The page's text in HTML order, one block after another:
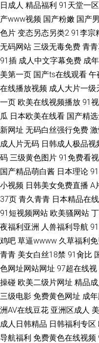
日成人 精品福利 91天堂一
产www视频 国产粉嫩 国产
色片 变态另态另类2 91李宗
无码网站 三级无毒免费 青青
91插 成人中文字幕免费 成
美第一页 国产ts在线观看 午
在线播放视频 成人大片一级
一页 欧美在线视频播放 91
瓜 日本欧美在线看 国产精
新网址 无码白丝强行免费
成人片无码 日韩成人极品视
码 三级黄色图片 91免费看
国产精品萌白酱 日本理论
小视频 日韩美女免费直播 A
37页 青久青青 日本精品在
91短视频网站 欧美骚网站
夜福利亚洲 人兽福利导航
鸡吧 草逼wwww 久草福利
青青 美女白丝18禁 91肏比
色网址网站网址 97超在线视
操碰 欧美二级片网址 精品
三级电影 免费黄色网址 成
洲AV在线豆花 亚洲区成人
成人日韩精品 日韩福利专区
导航福利 免费黄色在线视频